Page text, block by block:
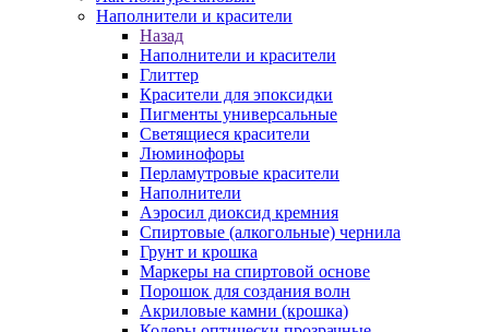
Наполнители и красители
Назад
Наполнители и красители
Глиттер
Красители для эпоксидки
Пигменты универсальные
Светящиеся красители
Люминофоры
Перламутровые красители
Наполнители
Аэросил диоксид кремния
Спиртовые (алкогольные) чернила
Грунт и крошка
Маркеры на спиртовой основе
Порошок для создания волн
Акриловые камни (крошка)